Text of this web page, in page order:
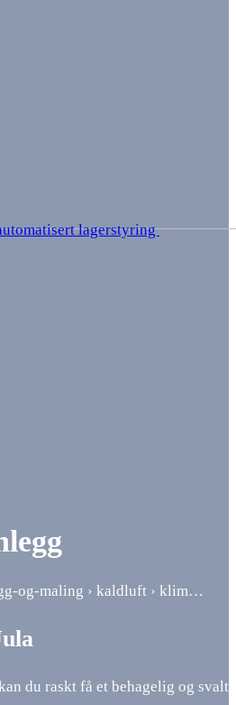
lagerstyring
og-maling › kaldluft › klim…
du raskt få et behagelig og svalt